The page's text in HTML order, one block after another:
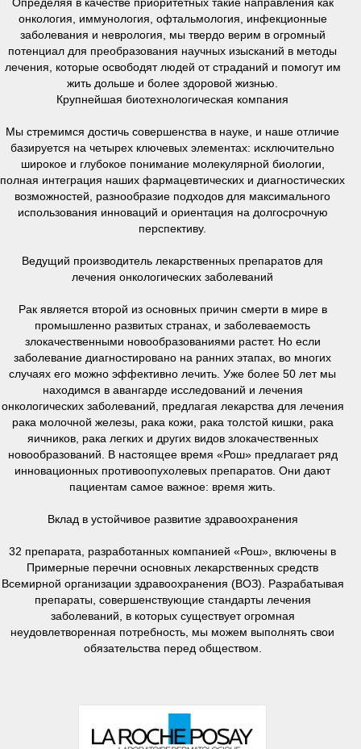
онкология, иммунология, офтальмология, инфекционные
заболевания и неврология, мы твердо верим в огромный
потенциал для преобразования научных изысканий в методы
лечения, которые освободят людей от страданий и помогут им
жить дольше и более здоровой жизнью.
Крупнейшая биотехнологическая компания
Мы стремимся достичь совершенства в науке, и наше отличие
базируется на четырех ключевых элементах: исключительно
широкое и глубокое понимание молекулярной биологии,
полная интеграция наших фармацевтических и диагностических
возможностей, разнообразие подходов для максимального
использования инноваций и ориентация на долгосрочную
перспективу.
Ведущий производитель лекарственных препаратов для
лечения онкологических заболеваний
Рак является второй из основных причин смерти в мире в
промышленно развитых странах, и заболеваемость
злокачественными новообразованиями растет. Но если
заболевание диагностировано на ранних этапах, во многих
случаях его можно эффективно лечить. Уже более 50 лет мы
находимся в авангарде исследований и лечения
онкологических заболеваний, предлагая лекарства для лечения
рака молочной железы, рака кожи, рака толстой кишки, рака
яичников, рака легких и других видов злокачественных
новообразований. В настоящее время «Рош» предлагает ряд
инновационных противоопухолевых препаратов. Они дают
пациентам самое важное: время жить.
Вклад в устойчивое развитие здравоохранения
32 препарата, разработанных компанией «Рош», включены в
Примерные перечни основных лекарственных средств
Всемирной организации здравоохранения (ВОЗ). Разрабатывая
препараты, совершенствующие стандарты лечения
заболеваний, в которых существует огромная
неудовлетворенная потребность, мы можем выполнять свои
обязательства перед обществом.